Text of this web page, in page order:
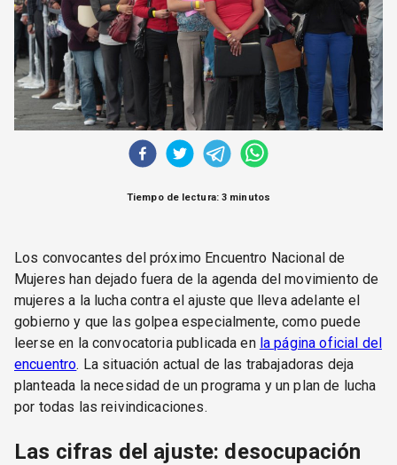
DECLARACIONES
OPINIÓN
ALTAMIRA RESPONDE
Política Obrera Revista
CONTACTO
Tiempo de lectura: 3 minutos
Los convocantes del próximo Encuentro Nacional de
Mujeres han dejado fuera de la agenda del movimiento de
mujeres a la lucha contra el ajuste que lleva adelante el
gobierno y que las golpea especialmente, como puede
leerse en la convocatoria publicada en la página oficial del
encuentro. La situación actual de las trabajadoras deja
planteada la necesidad de un programa y un plan de lucha
por todas las reivindicaciones.
Las cifras del ajuste: desocupación